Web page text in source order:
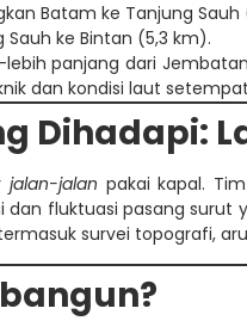
Batam ke Tanjung Sauh
Sauh ke Bintan (5,3 km).
panjang dari
dan kondisi laut
Dihadapi:
jalan-jalan pakai kapal.
dan fluktuasi pasang surut
survei topografi,